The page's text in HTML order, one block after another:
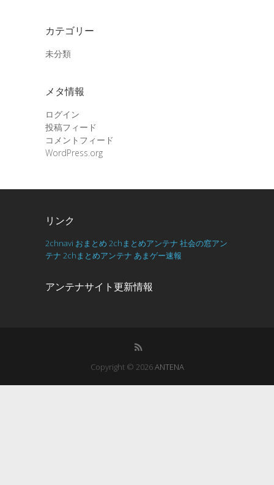
カテゴリー
未分類
メタ情報
ログイン
投稿フィード
コメントフィード
WordPress.org
リンク
2chnavi おまとめ 2chまとめアンテナ 社会の窓アン
テナ 2chまとめアンテナ あまゲー速報
アンテナサイト更新情報
Copyright © 2026ANTENA